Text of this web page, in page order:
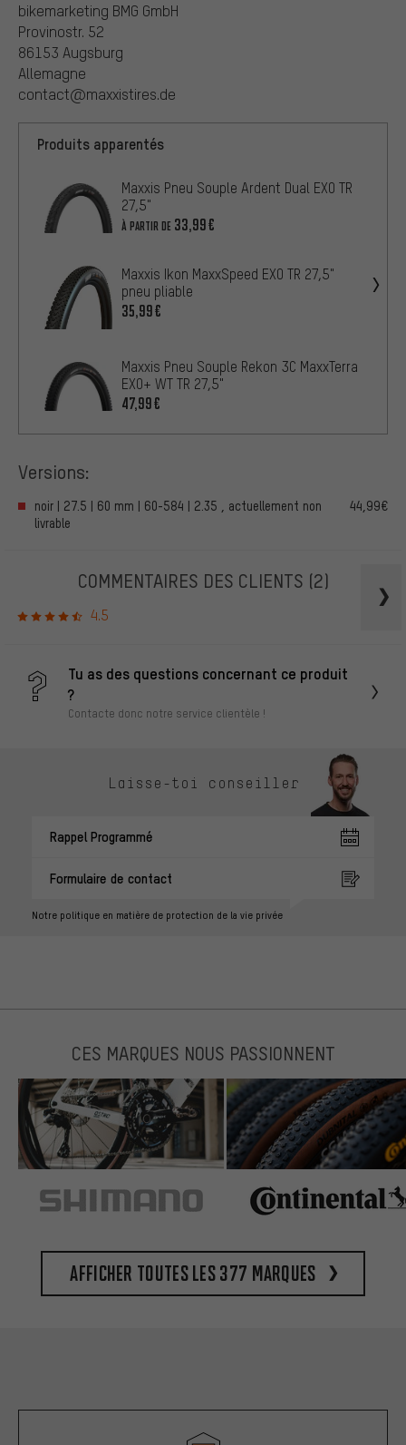
bikemarketing BMG GmbH
Provinostr. 52
86153 Augsburg
Allemagne
contact@maxxistires.de
Produits apparentés
Maxxis Pneu Souple Ardent Dual EXO TR
27,5"
À PARTIR DE 33,99€
Maxxis Ikon MaxxSpeed EXO TR 27,5"
pneu pliable
35,99€
Maxxis Pneu Souple Rekon 3C MaxxTerra
EXO+ WT TR 27,5"
47,99€
Versions:
noir | 27.5 | 60 mm | 60-584 | 2.35 , actuellement non
livrable
44,99€
COMMENTAIRES DES CLIENTS (2)
4.5
Tu as des questions concernant ce produit
?
Contacte donc notre service clientèle !
Laisse-toi conseiller
Rappel Programmé
Formulaire de contact
Notre politique en matière de protection de la vie privée
CES MARQUES NOUS PASSIONNENT
Afficher toutes les 377 marques